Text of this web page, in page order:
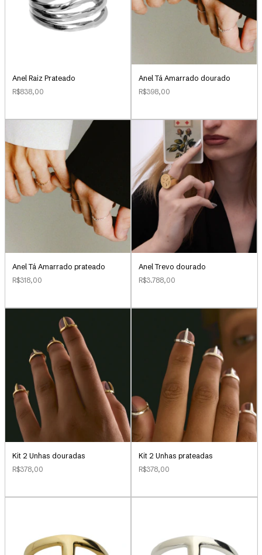
Anel Raiz Prateado
R$838,00
Anel Tá Amarrado dourado
R$398,00
Anel Tá Amarrado prateado
R$318,00
Anel Trevo dourado
R$3.788,00
Kit 2 Unhas douradas
R$378,00
Kit 2 Unhas prateadas
R$378,00